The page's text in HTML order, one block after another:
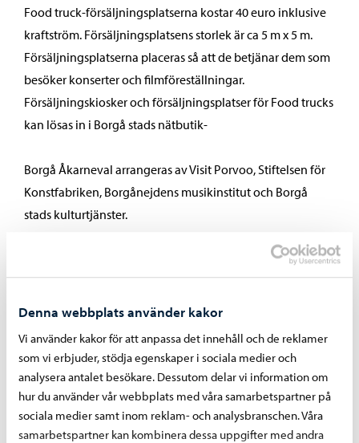
Denna webbplats använder kakor
Vi använder kakor för att anpassa det innehåll och de reklamer
som vi erbjuder, stödja egenskaper i sociala medier och
analysera antalet besökare. Dessutom delar vi information om
hur du använder vår webbplats med våra samarbetspartner på
sociala medier samt inom reklam- och analysbranschen. Våra
samarbetspartner kan kombinera dessa uppgifter med andra
Food truck-försäljningsplatserna kostar 40 euro inklusive
kraftström. Försäljningsplatsens storlek är ca 5 m x 5 m.
Försäljningsplatserna placeras så att de betjänar dem som
besöker konserter och filmföreställningar.
Försäljningskiosker och försäljningsplatser för Food trucks
kan lösas in i Borgå stads nätbutik-
Borgå Åkarneval arrangeras av Visit Porvoo, Stiftelsen för
Konstfabriken, Borgånejdens musikinstitut och Borgå
stads kulturtjänster.
Dela på FacebookDela på LinkedInDela på WhatsApp
Liknande nyheter